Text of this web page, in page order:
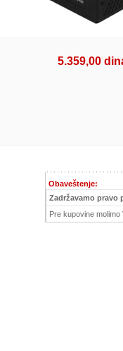
5.359,00
Obaveštenje:
Zadržavamo pravo
Pre kupovine